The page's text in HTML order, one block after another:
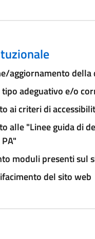
aggiornamento della
adeguativo e/o
ai criteri di
alle "Linee guida di
moduli presenti sul
del sito web